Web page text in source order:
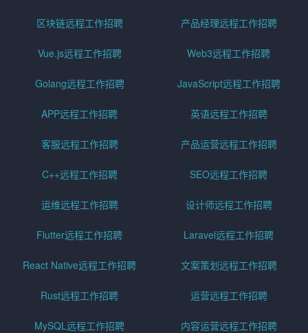
区块链远程工作招聘 产品经理远程工作招聘
Vue.js远程工作招聘 Web3远程工作招聘
Golang远程工作招聘 JavaScript远程工作招聘
APP远程工作招聘 英语远程工作招聘
客服远程工作招聘 产品运营远程工作招聘
C++远程工作招聘 SEO远程工作招聘
运维远程工作招聘 设计师远程工作招聘
Flutter远程工作招聘 Laravel远程工作招聘
React Native远程工作招聘 文案策划远程工作招聘
Rust远程工作招聘 运营远程工作招聘
MySQL远程工作招聘 内容运营远程工作招聘